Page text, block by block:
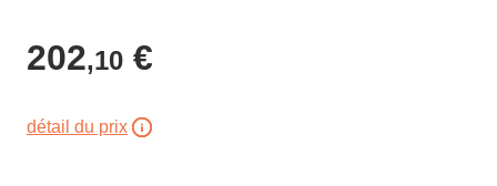
202,10 €
détail du prix